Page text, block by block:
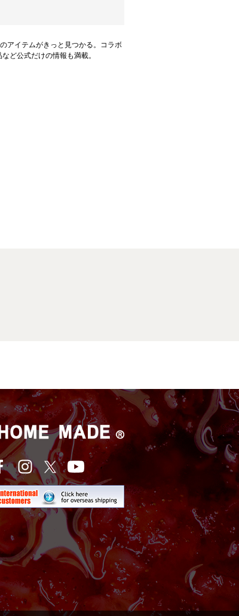
アイテムがきっと見つかる。コラボ
ど公式だけの情報も満載。